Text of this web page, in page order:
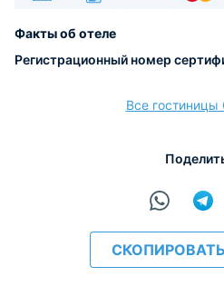
Факты об отеле
Регистрационный номер
Все гостиницы